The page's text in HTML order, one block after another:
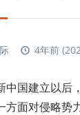
4年前
中国建立以后
方面对侵略势